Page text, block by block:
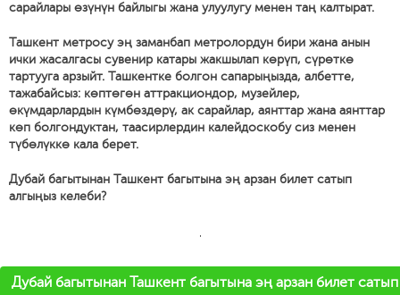
сарайлары өзүнүн байлыгы жана улуулугу менен таң калтырат.
Ташкент метросу эң заманбап метролордун бири жана анын
ички жасалгасы сувенир катары жакшылап көрүп, сүрөткө
тартууга арзыйт. Ташкентке болгон сапарыңызда, албетте,
тажабайсыз: көптөгөн аттракциондор, музейлер,
өкүмдарлардын күмбөздөрү, ак сарайлар, аянттар жана аянттар
көп болгондуктан, таасирлердин калейдоскобу сиз менен
түбөлүккө кала берет.
Дубай багытынан Ташкент багытына эң арзан билет сатып
алгыңыз келеби?
'
Дубай багытынан Ташкент багытына эң арзан билет